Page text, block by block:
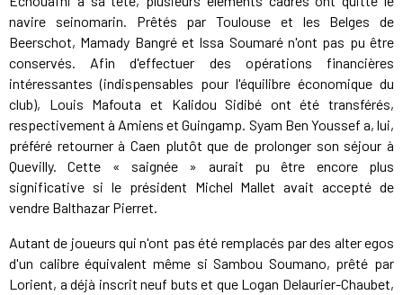
navire seinomarin. Prêtés par Toulouse et les Belges de
Beerschot, Mamady Bangré et Issa Soumaré n'ont pas pu être
conservés. Afin d'effectuer des opérations financières
intéressantes (indispensables pour l'équilibre économique du
club), Louis Mafouta et Kalidou Sidibé ont été transférés,
respectivement à Amiens et Guingamp. Syam Ben Youssef a, lui,
préféré retourner à Caen plutôt que de prolonger son séjour à
Quevilly. Cette « saignée » aurait pu être encore plus
significative si le président Michel Mallet avait accepté de
vendre Balthazar Pierret.
Autant de joueurs qui n'ont pas été remplacés par des alter egos
d'un calibre équivalent même si Sambou Soumano, prêté par
Lorient, a déjà inscrit neuf buts et que Logan Delaurier-Chaubet,